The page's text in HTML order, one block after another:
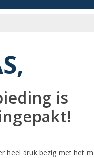
is
heel druk bezig met het